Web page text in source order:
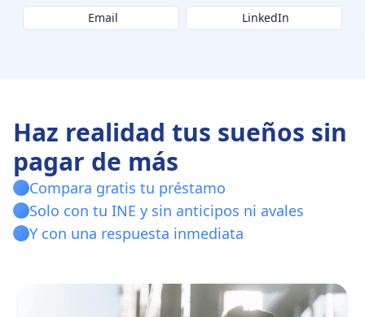
Email LinkedIn
Haz realidad tus sueños sin
pagar de más
Compara gratis tu préstamo
Solo con tu INE y sin anticipos ni avales
Y con una respuesta inmediata